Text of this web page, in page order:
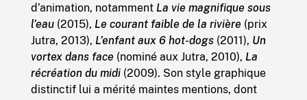
d’animation, notammentLa vie magnifique sous
l’eau(2015), Le courant faible de la rivière (prix
Jutra, 2013), L’enfant aux 6 hot-dogs (2011), Un
vortex dans face (nominé aux Jutra, 2010), La
récréation du midi (2009). Son style graphique
distinctif lui a mérité maintes mentions, dont